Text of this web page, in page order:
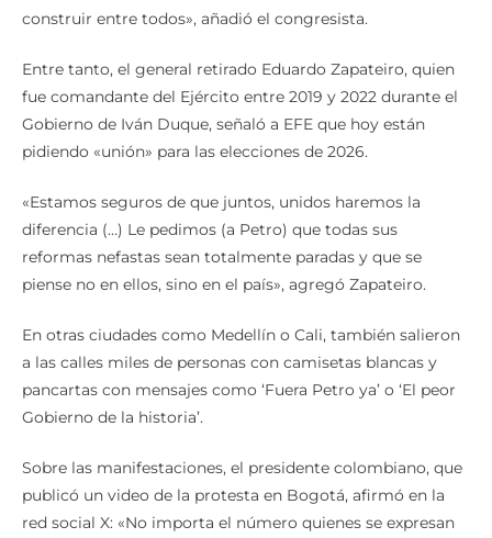
construir entre todos», añadió el congresista.
Entre tanto, el general retirado Eduardo Zapateiro, quien
fue comandante del Ejército entre 2019 y 2022 durante el
Gobierno de Iván Duque, señaló a EFE que hoy están
pidiendo «unión» para las elecciones de 2026.
«Estamos seguros de que juntos, unidos haremos la
diferencia (…) Le pedimos (a Petro) que todas sus
reformas nefastas sean totalmente paradas y que se
piense no en ellos, sino en el país», agregó Zapateiro.
En otras ciudades como Medellín o Cali, también salieron
a las calles miles de personas con camisetas blancas y
pancartas con mensajes como ‘Fuera Petro ya’ o ‘El peor
Gobierno de la historia’.
Sobre las manifestaciones, el presidente colombiano, que
publicó un video de la protesta en Bogotá, afirmó en la
red social X: «No importa el número quienes se expresan